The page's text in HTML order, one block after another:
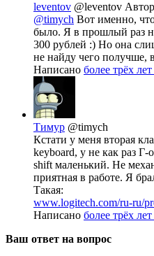
leventov @leventov
@timych Вот именно,
было. Я в прошлый раз
300 рублей :) Но она
не найду чего получше,
Написано более трёх
Тимур @timych
Кстати у меня вторая
keyboard, у не как раз
shift маленький. Не
приятная в работе. Я
Такая:
www.logitech.com/ru-ru/
Написано более трёх
Ваш ответ на вопрос